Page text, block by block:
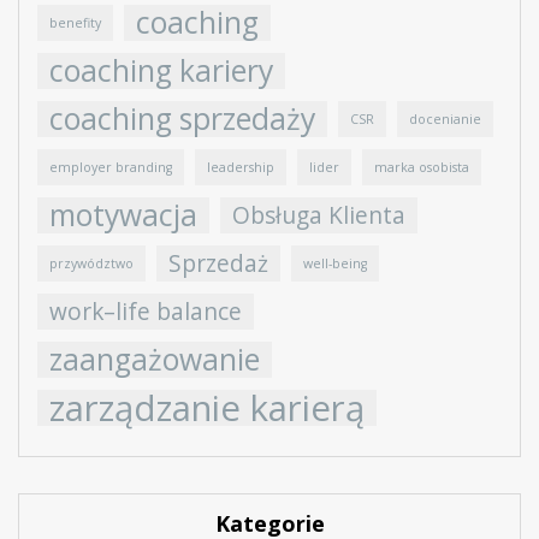
benefity
coaching
coaching kariery
coaching sprzedaży
CSR docenianie
employer branding leadership lider marka osobista
motywacja Obsługa Klienta
przywództwo Sprzedaż well-being
work–life balance
zaangażowanie
zarządzanie karierą
Kategorie